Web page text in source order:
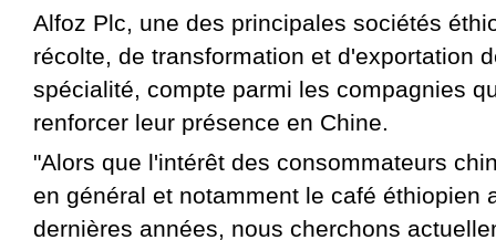
Alfoz Plc, une des principales sociétés
récolte, de transformation et d'exportation
spécialité, compte parmi les compagnies
renforcer leur présence en Chine.
"Alors que l'intérêt des consommateurs
en général et notamment le café éthiopien
dernières années, nous cherchons